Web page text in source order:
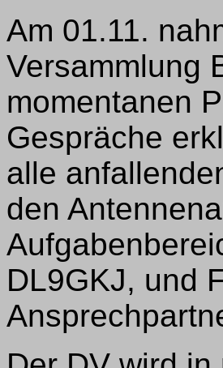
Am 01.11.
Versammlung
momentanen
Gespräche
alle
den
DL9GKJ, und